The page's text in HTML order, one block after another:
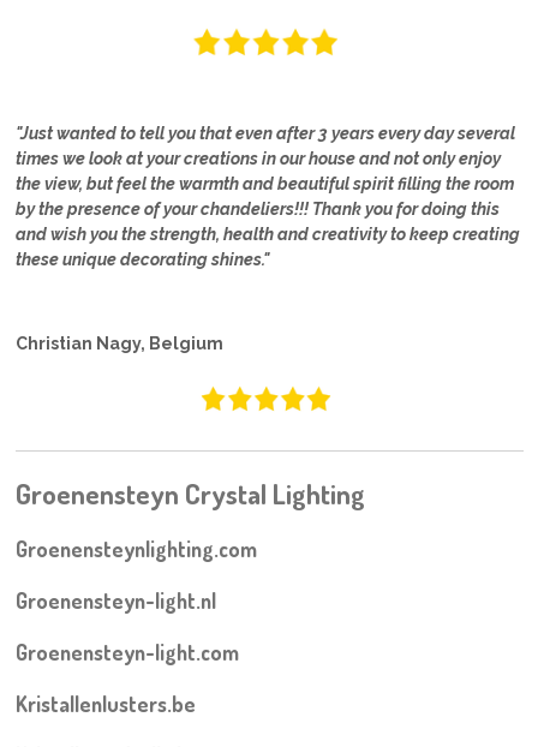
"Just wanted to tell you that even after 3 years every day several
times we look at your creations in our house and not only enjoy
the view, but feel the warmth and beautiful spirit filling the room
by the presence of your chandeliers!!! Thank you for doing this
and wish you the strength, health and creativity to keep creating
these unique decorating shines."
Christian Nagy, Belgium
Groenensteyn Crystal Lighting
Groenensteynlighting.com
Groenensteyn-light.nl
Groenensteyn-light.com
Kristallenlusters.be